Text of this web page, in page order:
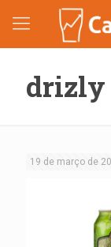
drizly
19 de março de